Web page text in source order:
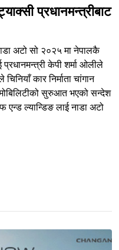
प्रधानमन्त्रीबाट
अटो सो २०२५ मा नेपालकै
केपी शर्मा ओलीले
कार निर्माता चांगान
सुरुआत भएको सन्देश
ल्यान्डिङ लाई नाडा अटो